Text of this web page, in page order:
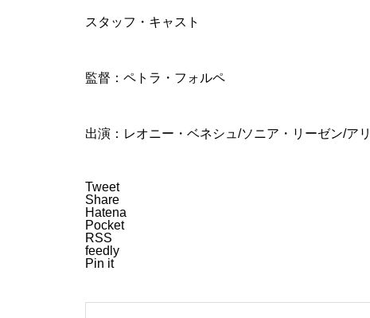
スタッフ・キャスト
監督：ペトラ・フォルペ
出演：レオニー・ベネシュ/ソニア・リーゼン/ア
Tweet
Share
Hatena
Pocket
RSS
feedly
Pin it